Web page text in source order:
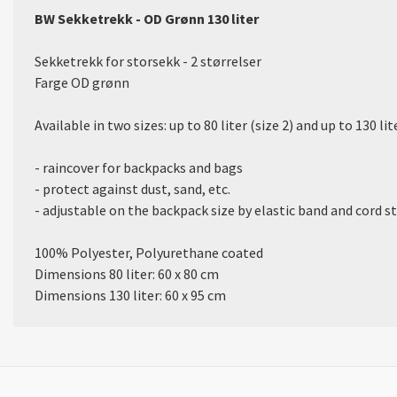
BW Sekketrekk - OD Grønn 130 liter
Sekketrekk for storsekk - 2 størrelser
Farge OD grønn
Available in two sizes: up to 80 liter (size 2) and up to 130
- raincover for backpacks and bags
- protect against dust, sand, etc.
- adjustable on the backpack size by elastic band and cord
100% Polyester, Polyurethane coated
Dimensions 80 liter: 60 x 80 cm
Dimensions 130 liter: 60 x 95 cm